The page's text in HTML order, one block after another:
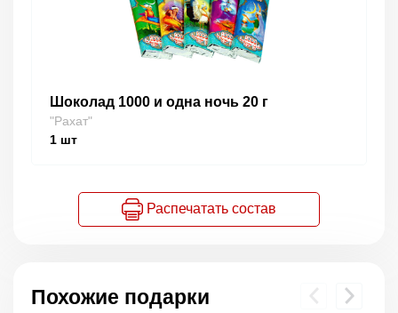
Шоколад 1000 и одна ночь 20 г
"Рахат"
1 шт
Распечатать состав
Похожие подарки